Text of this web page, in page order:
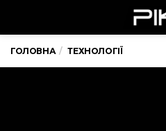
ГОЛОВНА ТЕХНОЛОГІЇ